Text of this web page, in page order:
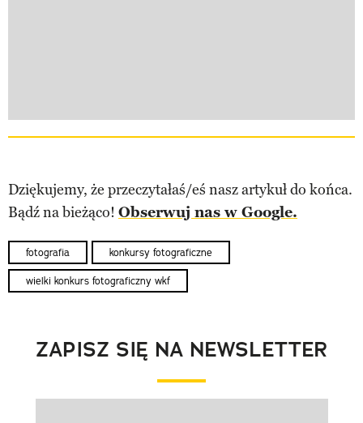
Dziękujemy, że przeczytałaś/eś nasz artykuł do końca.
Bądź na bieżąco! Obserwuj nas w Google.
fotografia konkursy fotograficzne
wielki konkurs fotograficzny wkf
ZAPISZ SIĘ NA NEWSLETTER